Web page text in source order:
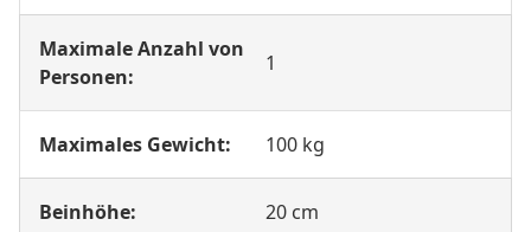
Maximale Anzahl von
Personen:
1
Maximales Gewicht: 100 kg
Beinhöhe: 20 cm